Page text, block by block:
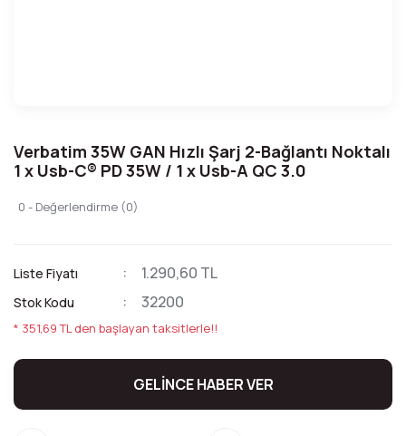
Verbatim 35W GAN Hızlı Şarj 2-Bağlantı Noktalı
1 x Usb-C® PD 35W / 1 x Usb-A QC 3.0
0 - Değerlendirme (0)
Liste Fiyatı 1.290,60 TL
Stok Kodu 32200
* 351,69 TL den başlayan taksitlerle!!
GELİNCE HABER VER